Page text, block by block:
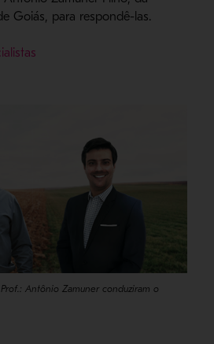
Goiás, para respondê-las.
Antônio Zamuner conduziram o